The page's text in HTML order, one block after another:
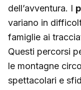
dell’avventura. I
variano in
famiglie ai
Questi percorsi
le montagne
spettacolari e